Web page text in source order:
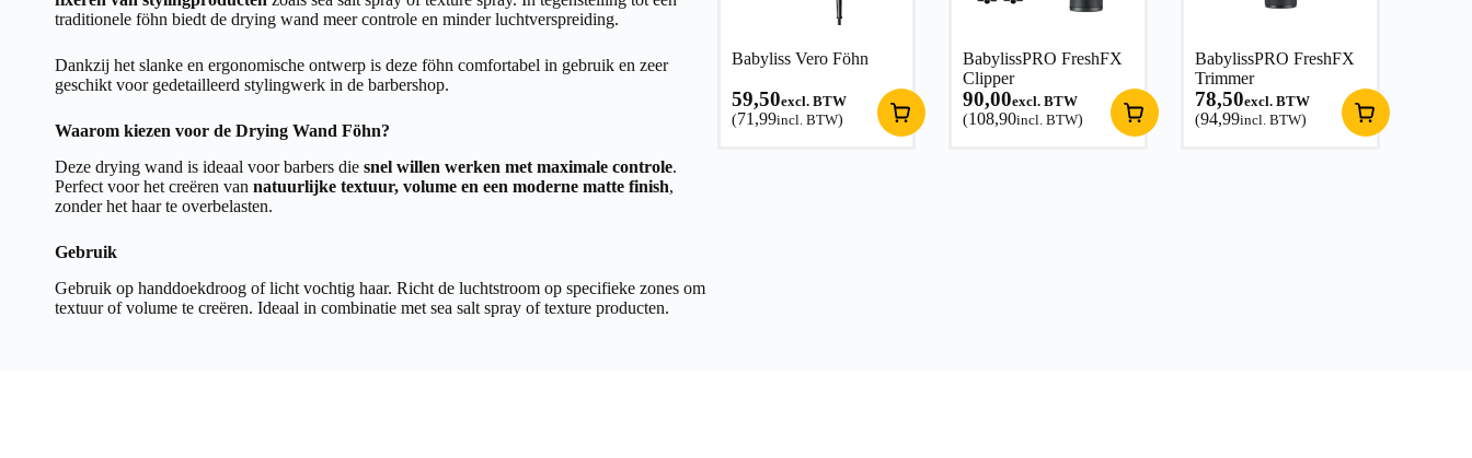
traditionele föhn biedt de drying wand meer controle en minder luchtverspreiding.
Dankzij het slanke en ergonomische ontwerp is deze föhn comfortabel in gebruik en zeer
geschikt voor gedetailleerd stylingwerk in de barbershop.
Waarom kiezen voor de Drying Wand Föhn?
Deze drying wand is ideaal voor barbers die snel willen werken met maximale controle.
Perfect voor het creëren van natuurlijke textuur, volume en een moderne matte finish,
zonder het haar te overbelasten.
Gebruik
Gebruik op handdoekdroog of licht vochtig haar. Richt de luchtstroom op specifieke zones om
textuur of volume te creëren. Ideaal in combinatie met sea salt spray of texture producten.
Babyliss Vero Föhn
59,50excl. BTW
(71,99incl. BTW)
BabylissPRO FreshFX
Clipper
90,00excl. BTW
(108,90incl. BTW)
BabylissPRO FreshFX
Trimmer
78,50excl. BTW
(94,99incl. BTW)